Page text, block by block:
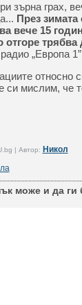
зърна грах,
През зимата
вече 15
трябва
„Европа
относно
мислим, че
| Автор: Никол
може и да ги